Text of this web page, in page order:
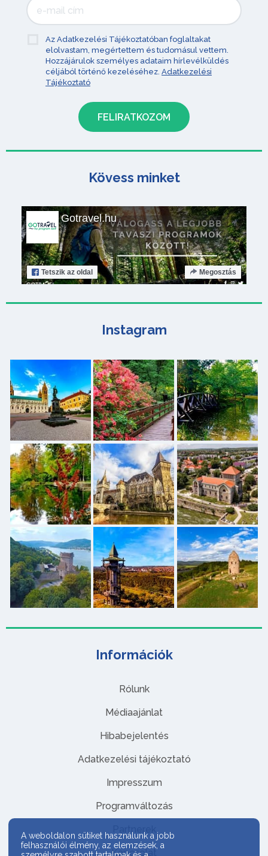
Információk
Rólunk
Médiaajánlat
Hibabejelentés
Adatkezelési tájékoztató
Impresszum
Programváltozás
Partnerek
Kapcsolat
Az Adatkezelési Tájékoztatóban foglaltakat
elolvastam, megértettem és tudomásul vettem.
Hozzájárulok személyes adataim hírlevélküldés
céljából történő kezeléséhez. Adatkezelési
Tájékoztató
Kövess minket
Gotravel.hu
Tetszik az oldal Megosztás
Instagram
A weboldalon sütiket használunk a jobb
felhasználói élmény, az elemzések, a